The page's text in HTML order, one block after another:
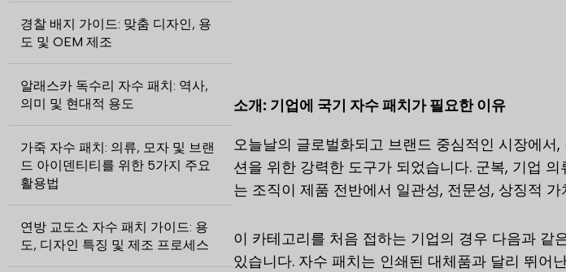
경찰 배지 가이드: 맞춤 디자인, 용
도 및 OEM 제조
알래스카 독수리 자수 패치: 역사,
의미 및 현대적 용도
가죽 자수 패치: 의류, 모자 및 브랜
드 아이덴티티를 위한 5가지 주요
활용법
연방 교도소 자수 패치 가이드: 용
도, 디자인 특징 및 제조 프로세스
소개: 기업에 국기 자수 패치가 필요한 이유
오늘날의 글로벌화되고 브랜드 중심적인 시장에서,
션을 위한 강력한 도구가 되었습니다. 군복, 기업
는 조직이 제품 전반에서 일관성, 전문성, 상징적
이 카테고리를 처음 접하는 기업의 경우 다음과 같
있습니다. 자수 패치는 인쇄된 대체품과 달리 뛰어